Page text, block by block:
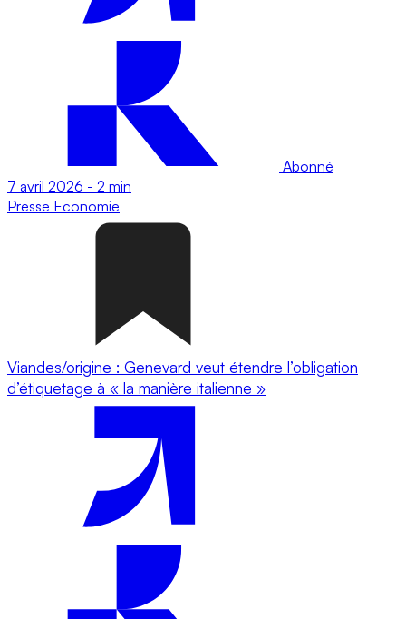
Abonné
7 avril 2026 - 2 min
Presse Economie
Viandes/origine : Genevard veut étendre l’obligation
d’étiquetage à « la manière italienne »